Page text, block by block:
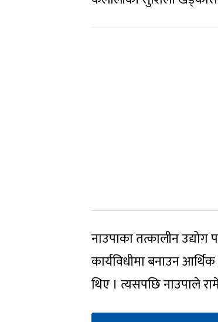
नाउपाका तत्कालीन उद्योग
कार्यविधीमा बनाउन
थिए । त्यसपछि नाउपाले